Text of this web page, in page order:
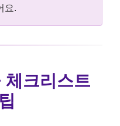
요.
체크리스트